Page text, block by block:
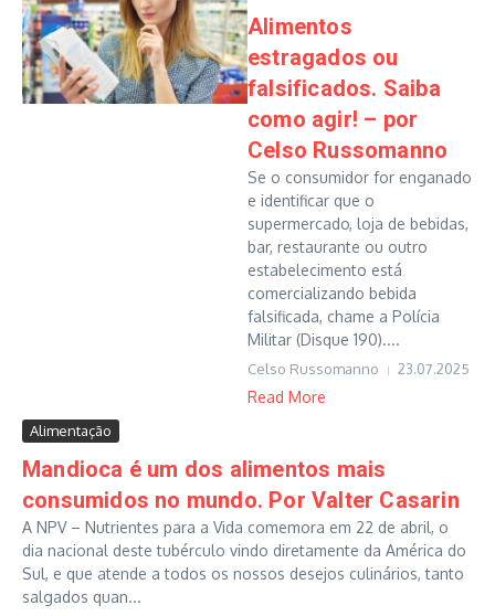
Alimentos
estragados ou
falsificados. Saiba
como agir! – por
Celso Russomanno
Se o consumidor for enganado
e identificar que o
supermercado, loja de bebidas,
bar, restaurante ou outro
estabelecimento está
comercializando bebida
falsificada, chame a Polícia
Militar (Disque 190)....
Celso Russomanno 23.07.2025
Read More
Alimentação
Mandioca é um dos alimentos mais
consumidos no mundo. Por Valter Casarin
A NPV – Nutrientes para a Vida comemora em 22 de abril, o
dia nacional deste tubérculo vindo diretamente da América do
Sul, e que atende a todos os nossos desejos culinários, tanto
salgados quan...